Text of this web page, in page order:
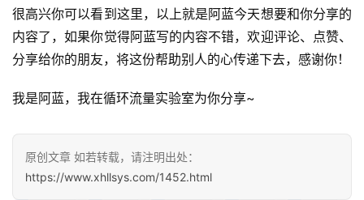
很高兴你可以看到这里，以上就是阿蓝今天想要和你分享的
内容了，如果你觉得阿蓝写的内容不错，欢迎评论、点赞、
分享给你的朋友，将这份帮助别人的心传递下去，感谢你！
我是阿蓝，我在循环流量实验室为你分享~
原创文章 如若转载，请注明出处：
https://www.xhllsys.com/1452.html